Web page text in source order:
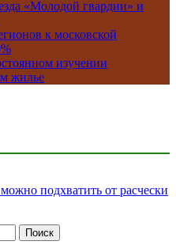
«Молодой гвардии» и
к московской
изучении
жилье
подхватить от расчески